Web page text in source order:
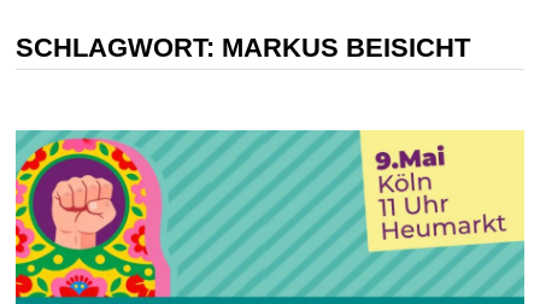
SCHLAGWORT: MARKUS BEISICHT